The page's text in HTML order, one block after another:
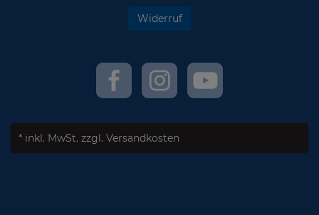
Widerruf
* inkl. MwSt. zzgl. Versandkosten